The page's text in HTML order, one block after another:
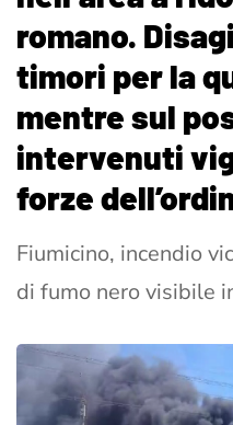
romano.
timori per la
mentre sul
intervenuti
forze
Fiumicino, incendio
di fumo nero visibile